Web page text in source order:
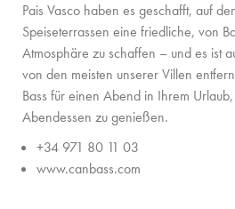
PRIVATE CHEF AND BAR
FAMILIENERLEBNISSE
CONCIERGE
NEWS
Pais Vasco haben es geschafft, auf
Speiseterrassen eine friedliche, von
Atmosphäre zu schaffen – und es ist
von den meisten unserer Villen
Bass für einen Abend in Ihrem
Abendessen zu genießen.
+34 971 80 11 03
www.canbass.com